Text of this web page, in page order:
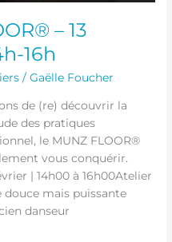
– 13
16h
/Gaëlle Foucher
de (re) découvrir la
des pratiques
le MUNZ FLOOR®
vous conquérir.
| 14h00 à 16h00Atelier
mais puissante
danseur